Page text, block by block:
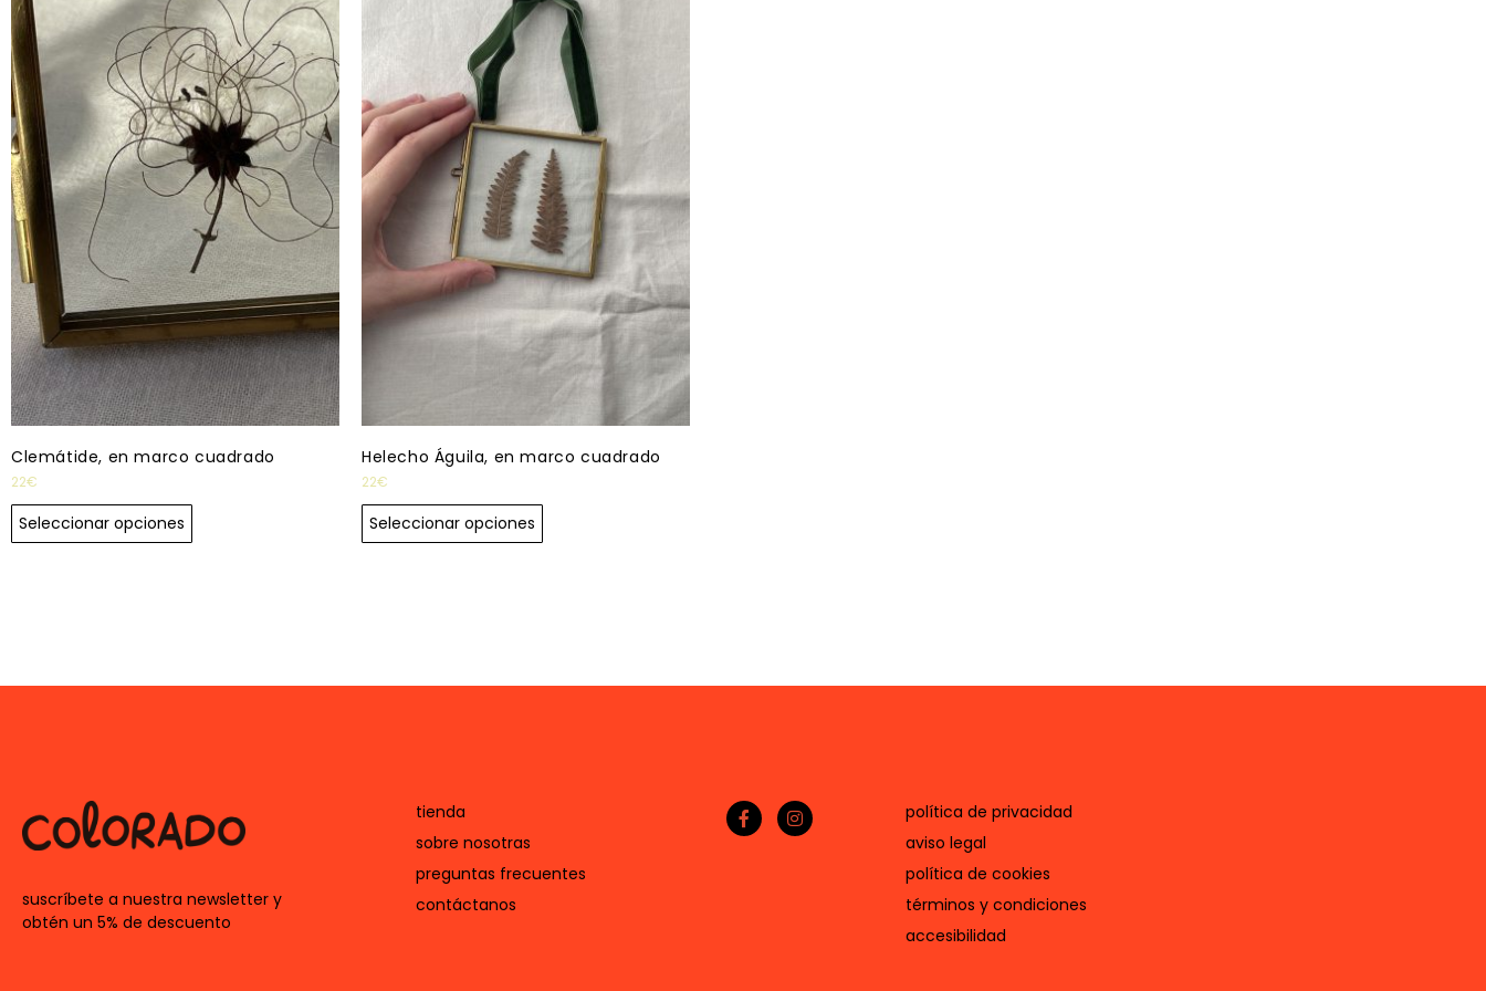
Clemátide, en marco cuadrado
22€
Seleccionar opciones
Helecho Águila, en marco cuadrado
22€
Seleccionar opciones
suscríbete a nuestra newsletter y
obtén un 5% de descuento
tienda
sobre nosotras
preguntas frecuentes
contáctanos
política de privacidad
aviso legal
política de cookies
términos y condiciones
accesibilidad